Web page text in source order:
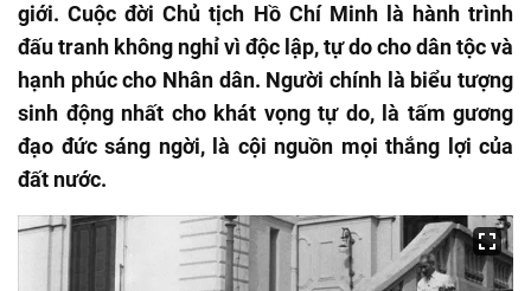
giới. Cuộc đời Chủ tịch Hồ Chí Minh là hành trình
đấu tranh không nghỉ vì độc lập, tự do cho dân tộc và
hạnh phúc cho Nhân dân. Người chính là biểu tượng
sinh động nhất cho khát vọng tự do, là tấm gương
đạo đức sáng ngời, là cội nguồn mọi thắng lợi của
đất nước.